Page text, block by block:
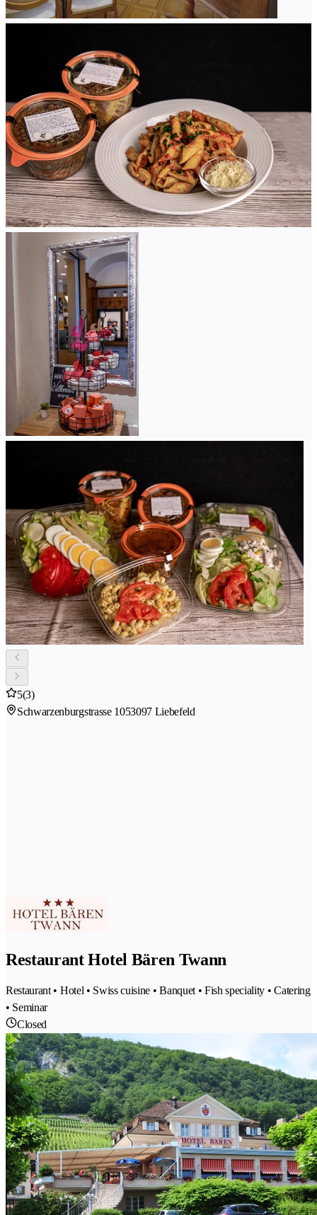
5(3)
Schwarzenburgstrasse 1053097 Liebefeld
Restaurant Hotel Bären Twann
Restaurant • Hotel • Swiss cuisine • Banquet • Fish speciality • Catering
• Seminar
Closed